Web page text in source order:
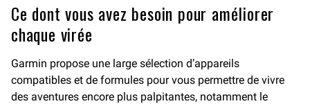
Ce dont vous avez besoin pour améliorer
chaque virée
Garmin propose une large sélection d’appareils
compatibles et de formules pour vous permettre de vivre
des aventures encore plus palpitantes, notamment le